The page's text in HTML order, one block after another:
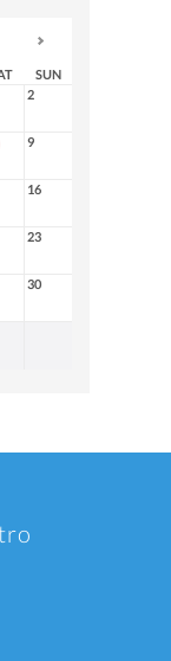
SUN
2
9
16
23
30